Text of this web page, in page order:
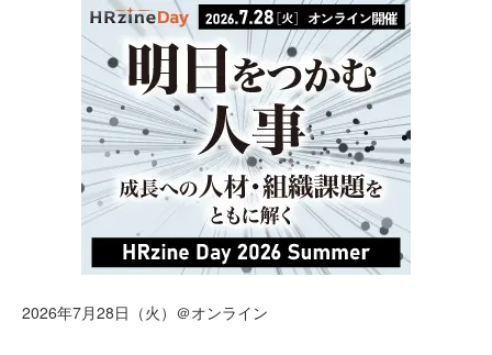
2026年7月28日（火）＠オンライン